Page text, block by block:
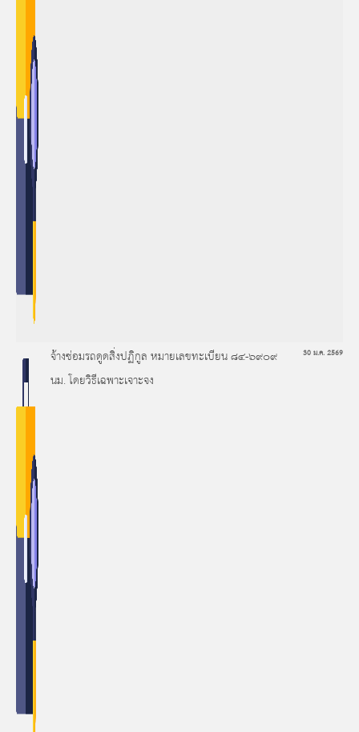
จ้างซ่อมรถดูดสิ่งปฏิกูล หมายเลขทะเบียน ๘๔-๖๙๐๙
นม. โดยวิธีเฉพาะเจาะจง
30 ม.ค. 2569